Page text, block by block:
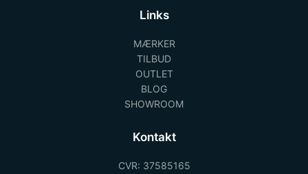
Links
MÆRKER
TILBUD
OUTLET
BLOG
SHOWROOM
Kontakt
CVR: 37585165